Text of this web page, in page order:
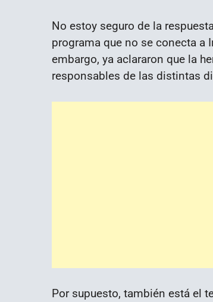
No estoy seguro de la
programa que no se conecta a
embargo, ya aclararon que la
responsables de las distintas
Por supuesto, también está el